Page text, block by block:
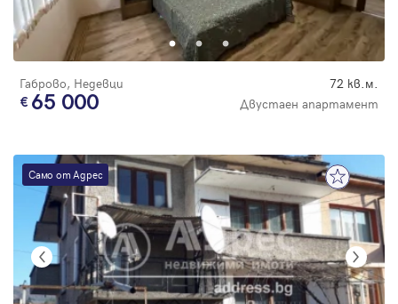
Габрово, Недевци 72 кв.м.
65 000 Двустаен апартамент
Само от Адрес
Парола
Забравена парола
Регистрация